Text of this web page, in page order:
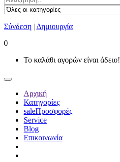
Σύνδεση | Δημιουργία
0
Το καλάθι αγορών είναι άδειο!
Αρχική
Κατηγορίες
saleΠροσφορές
Service
Blog
Επικοινωνία